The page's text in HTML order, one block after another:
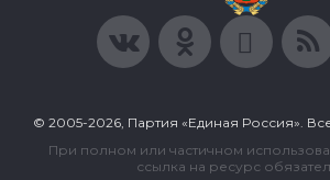
© 2005-2026, Партия «Единая Россия».
При полном или частичном
ссылка на ресурс